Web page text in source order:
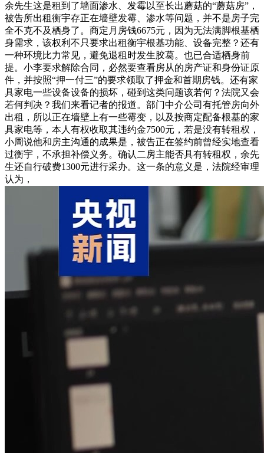
余先生这是租到了墙面渗水、发霉以至长出蘑菇的“蘑菇房”，
被告所出租衡宇存正在墙壁发霉、渗水等问题，并不是房子完
全不克不及栖身了。商定月房钱6675元，因为无法满脚根基栖
身需求，该权利不只要求出租衡宇根基功能、设备完整？还有
一种环境比力常见，避免退租时发生胶葛。也已合适栖身前
提。小李要求解除合同，必然要查看房从的房产证和身份证原
件，并按照“押一付三”的要求领取了押金和首期房钱。还有家
具家电一些设备设备的损坏，碰到这类问题该若何？法院又会
若何判决？我们来看记者的报道。部门中介公司有托管房向外
出租，所以正在墙壁上有一些霉变，以及按商定配备根基的家
具家电等，本人有权收取其违约金7500元，若是没有转租权，
小周说他和房主沟通的成果是，被告正在签约前曾经实地查看
过衡宇，不承担补偿义务。确认二房主能否具有转租权，余先
生还自行破费1300元进行采办。这一条的意义是，法院经审理
认为，